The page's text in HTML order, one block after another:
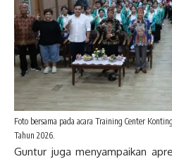
Foto bersama pada acara Training Center
Tahun 2026.
Guntur juga menyampaikan